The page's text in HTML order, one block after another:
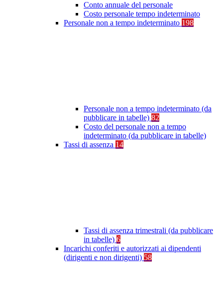
Conto annuale del personale
Costo personale tempo indeterminato
Personale non a tempo indeterminato 198
Personale non a tempo indeterminato (da
pubblicare in tabelle) 82
Costo del personale non a tempo
indeterminato (da pubblicare in tabelle)
Tassi di assenza 14
Tassi di assenza trimestrali (da pubblicare
in tabelle) 6
Incarichi conferiti e autorizzati ai dipendenti
(dirigenti e non dirigenti) 58